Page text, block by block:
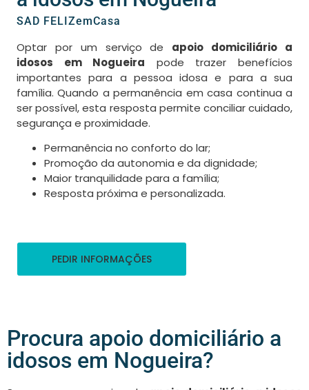
SAD FELIZemCasa
Optar por um serviço de apoio domiciliário a
idosos em Nogueira pode trazer benefícios
importantes para a pessoa idosa e para a sua
família. Quando a permanência em casa continua a
ser possível, esta resposta permite conciliar cuidado,
segurança e proximidade.
Permanência no conforto do lar;
Promoção da autonomia e da dignidade;
Maior tranquilidade para a família;
Resposta próxima e personalizada.
PEDIR INFORMAÇÕES
Procura apoio domiciliário a
idosos em Nogueira?